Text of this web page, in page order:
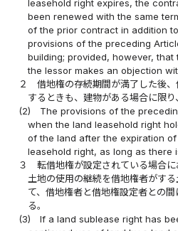
leasehold right expires, the
been renewed with the same
of the prior contract in addition
provisions of the preceding
building; provided, however,
the lessor makes an objection
２
借地権の存続期間が満了した後
するときも、建物がある場合に限り
(2)
The provisions of the
when the land leasehold right
of the land after the expiration
leasehold right, as long as there
３
転借地権が設定されている場合
土地の使用の継続を借地権者がす
て、借地権者と借地権設定者との
る。
(3)
If a land sublease right has